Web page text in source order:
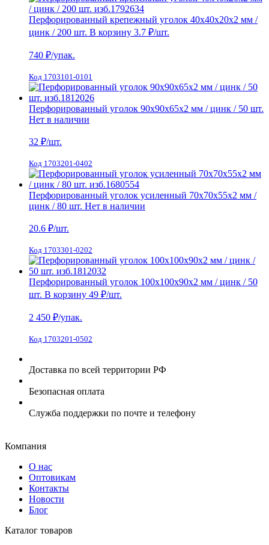
Перфорированный крепежный уголок 40х40х20х2 мм /
цинк / 200 шт. В корзину 3.7 ₽/шт.
740 ₽/упак.
Код 1703101-0101
Перфорированный уголок 90х90х65х2 мм / цинк / 50 шт.
Нет в наличии
32 ₽/шт.
Код 1703201-0402
Перфорированный уголок усиленный 70х70х55х2 мм /
цинк / 80 шт. Нет в наличии
20.6 ₽/шт.
Код 1703301-0202
Перфорированный уголок 100х100х90х2 мм / цинк / 50
шт. В корзину 49 ₽/шт.
2 450 ₽/упак.
Код 1703201-0502
Доставка по всей территории РФ
Безопасная оплата
Служба поддержки по почте и телефону
Компания
О нас
Оптовикам
Контакты
Новости
Блог
Каталог товаров